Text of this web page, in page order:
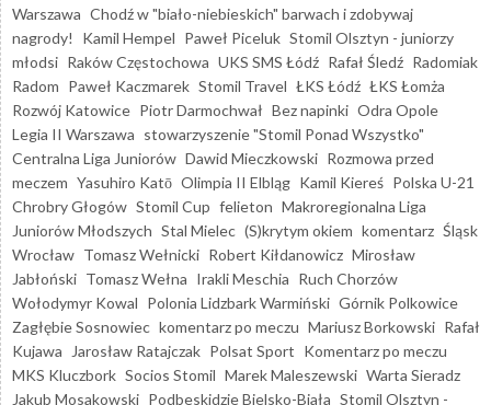
Warszawa Chodź w "biało-niebieskich" barwach i zdobywaj
nagrody!
Kamil Hempel Paweł Piceluk Stomil Olsztyn - juniorzy
młodsi Raków Częstochowa UKS SMS Łódź Rafał Śledź Radomiak
Radom Paweł Kaczmarek Stomil Travel ŁKS Łódź ŁKS Łomża
Rozwój Katowice Piotr Darmochwał Bez napinki Odra Opole
Legia II Warszawa stowarzyszenie "Stomil Ponad Wszystko"
Centralna Liga Juniorów Dawid Mieczkowski Rozmowa przed
meczem Yasuhiro Katō Olimpia II Elbląg Kamil Kiereś Polska U-21
Chrobry Głogów Stomil Cup felieton Makroregionalna Liga
Juniorów Młodszych Stal Mielec (S)krytym okiem komentarz Śląsk
Wrocław Tomasz Wełnicki Robert Kiłdanowicz Mirosław
Jabłoński Tomasz Wełna Irakli Meschia Ruch Chorzów
Wołodymyr Kowal Polonia Lidzbark Warmiński Górnik Polkowice
Zagłębie Sosnowiec komentarz po meczu Mariusz Borkowski Rafał
Kujawa
Jarosław Ratajczak Polsat Sport Komentarz po meczu
MKS Kluczbork Socios Stomil Marek Maleszewski Warta Sieradz
Jakub Mosakowski Podbeskidzie Bielsko-Biała Stomil Olsztyn -